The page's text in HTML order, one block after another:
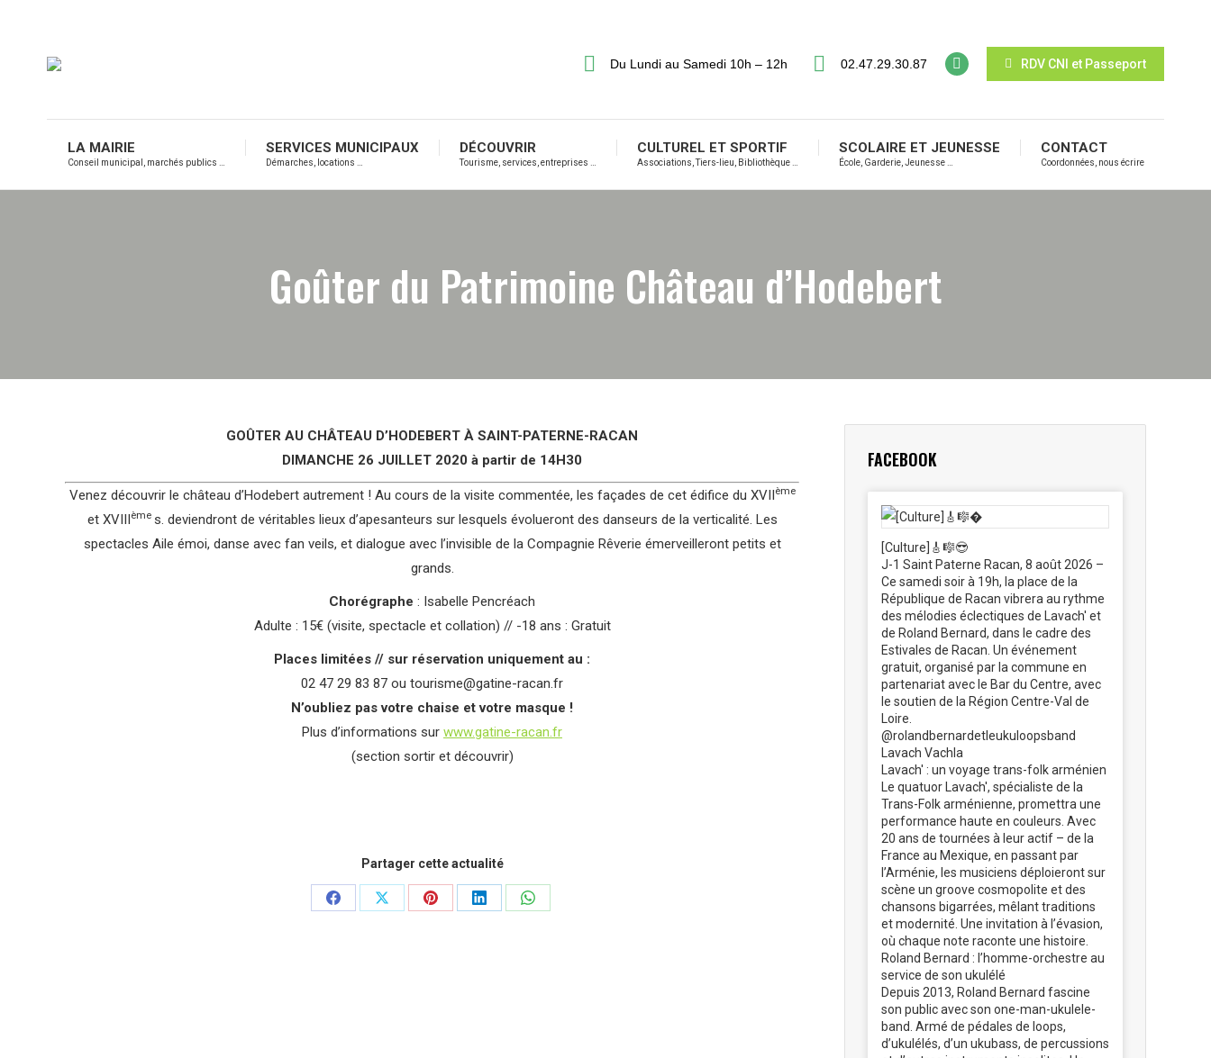
Du Lundi au Samedi 10h – 12h 02.47.29.30.87 RDV CNI et Passeport
LA MAIRIE
Conseil municipal, marchés publics …
SERVICES MUNICIPAUX
Démarches, locations …
DÉCOUVRIR
Tourisme, services, entreprises …
CULTUREL ET SPORTIF
Associations, Tiers-lieu, Bibliothèque …
SCOLAIRE ET JEUNESSE
École, Garderie, Jeunesse …
CONTACT
Coordonnées, nous écrire
Goûter du Patrimoine Château d’Hodebert
GOÛTER AU CHÂTEAU D’HODEBERT À SAINT-PATERNE-RACAN
DIMANCHE 26 JUILLET 2020 à partir de 14H30
Venez découvrir le château d’Hodebert autrement ! Au cours de la visite commentée, les façades de cet édifice du XVIIème
et XVIIIème s. deviendront de véritables lieux d’apesanteurs sur lesquels évolueront des danseurs de la verticalité. Les
spectacles Aile émoi, danse avec fan veils, et dialogue avec l’invisible de la Compagnie Rêverie émerveilleront petits et
grands.
Chorégraphe : Isabelle Pencréach
Adulte : 15€ (visite, spectacle et collation) // -18 ans : Gratuit
Places limitées // sur réservation uniquement au :
02 47 29 83 87 ou tourisme@gatine-racan.fr
N’oubliez pas votre chaise et votre masque !
Plus d’informations sur www.gatine-racan.fr
(section sortir et découvrir)
Partager cette actualité
PartagerPartagerPartagerPartagerPartager
FACEBOOK
[Culture]🎸🎼😎
J-1 Saint Paterne Racan, 8 août 2026 –
Ce samedi soir à 19h, la place de la
République de Racan vibrera au rythme
des mélodies éclectiques de Lavach' et
de Roland Bernard, dans le cadre des
Estivales de Racan. Un événement
gratuit, organisé par la commune en
partenariat avec le Bar du Centre, avec
le soutien de la Région Centre-Val de
Loire.
@rolandbernardetleukuloopsband
Lavach Vachla
Lavach' : un voyage trans-folk arménien
Le quatuor Lavach', spécialiste de la
Trans-Folk arménienne, promettra une
performance haute en couleurs. Avec
20 ans de tournées à leur actif – de la
France au Mexique, en passant par
l’Arménie, les musiciens déploieront sur
scène un groove cosmopolite et des
chansons bigarrées, mêlant traditions
et modernité. Une invitation à l’évasion,
où chaque note raconte une histoire.
Roland Bernard : l’homme-orchestre au
service de son ukulélé
Depuis 2013, Roland Bernard fascine
son public avec son one-man-ukulele-
band. Armé de pédales de loops,
d’ukulélés, d’un ukubass, de percussions